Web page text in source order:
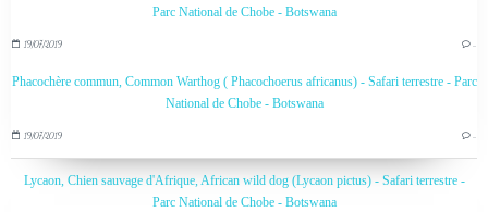
Parc National de Chobe - Botswana
19/07/2019 …
Phacochère commun, Common Warthog ( Phacochoerus africanus) - Safari terrestre - Parc
National de Chobe - Botswana
19/07/2019 …
Lycaon, Chien sauvage d'Afrique, African wild dog (Lycaon pictus) - Safari terrestre -
Parc National de Chobe - Botswana